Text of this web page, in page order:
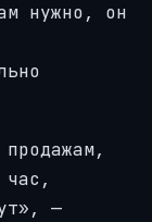
нужно, он
час,
—